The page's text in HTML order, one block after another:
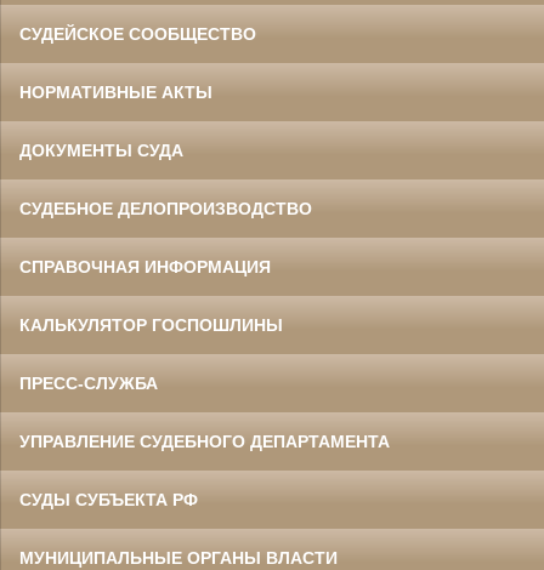
СУДЕЙСКОЕ СООБЩЕСТВО
НОРМАТИВНЫЕ АКТЫ
ДОКУМЕНТЫ СУДА
СУДЕБНОЕ ДЕЛОПРОИЗВОДСТВО
СПРАВОЧНАЯ ИНФОРМАЦИЯ
КАЛЬКУЛЯТОР ГОСПОШЛИНЫ
ПРЕСС-СЛУЖБА
УПРАВЛЕНИЕ СУДЕБНОГО ДЕПАРТАМЕНТА
СУДЫ СУБЪЕКТА РФ
МУНИЦИПАЛЬНЫЕ ОРГАНЫ ВЛАСТИ